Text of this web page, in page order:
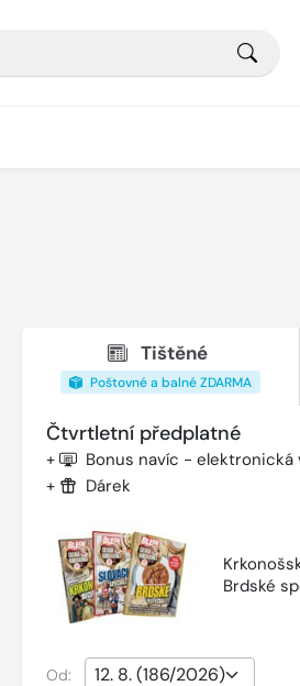
Tištěné
Poštovné a balné ZDARMA
Čtvrtletní předplatné
+ Bonus navíc - elektronická
+ Dárek
Brdské
Od: